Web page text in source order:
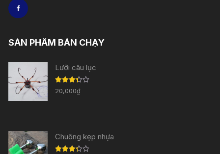
SẢN PHẨM BÁN CHẠY
Lưỡi câu lục
Được
xếp
20,000₫
Chuông kẹp nhựa